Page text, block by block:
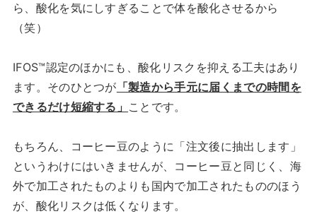
ら、酸化を気にしすぎることで体を酸化させるから
（笑）
IFOS™認定のほかにも、酸化リスクを抑える工夫はあり
ます。そのひとつが 「製造から手元に届くまでの時間を
できるだけ短縮する」 ことです。
もちろん、コーヒー豆のように「注文後に抽出します」
というわけにはいきませんが、コーヒー豆と同じく、海
外で加工されたものよりも国内で加工されたもののほう
が、酸化リスクは低くなります。